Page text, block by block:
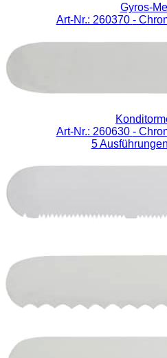
Gyros-
Art-Nr.: 260370 -
Art-Nr.: 260630 -
5